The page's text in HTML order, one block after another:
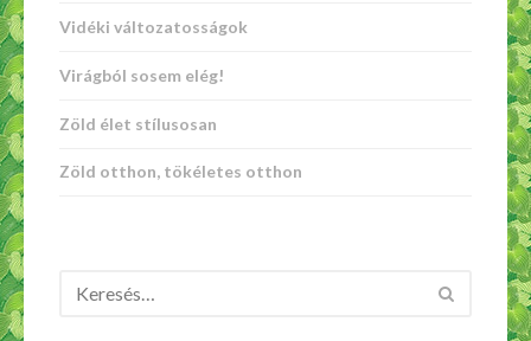
Vidéki változatosságok
Virágból sosem elég!
Zöld élet stílusosan
Zöld otthon, tökéletes otthon